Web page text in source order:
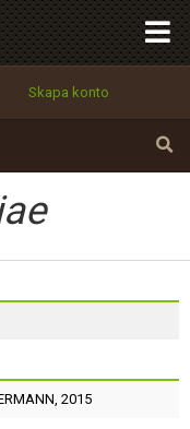
Skapa konto
, 2015
Tillbaka till förstasidan